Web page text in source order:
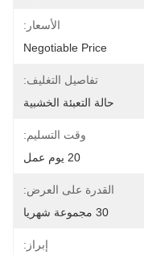
الأسعار:
Negotiable Price
تفاصيل التغليف:
حالة التعبئة الخشبية
وقت التسليم:
20 يوم عمل
القدرة على العرض:
30 مجموعة شهريا
إبراز: